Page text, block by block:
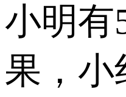
小明有
果，小